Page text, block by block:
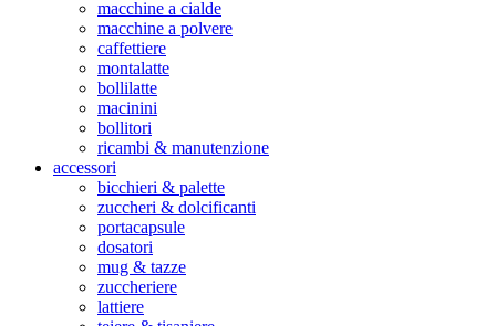
macchine a cialde
macchine a polvere
caffettiere
montalatte
bollilatte
macinini
bollitori
ricambi & manutenzione
accessori
bicchieri & palette
zuccheri & dolcificanti
portacapsule
dosatori
mug & tazze
zuccheriere
lattiere